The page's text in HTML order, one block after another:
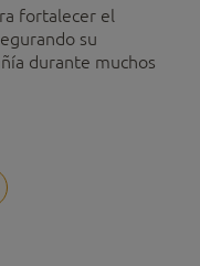
fortalecer el
su
durante muchos